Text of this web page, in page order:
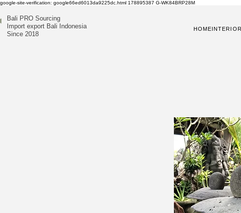
google-site-verification: google66ed6013da9225dc.html 178895387 G-WK84BRP28M
Bali PRO Sourcing
Import export Bali Indonesia
Since 2018
HOME